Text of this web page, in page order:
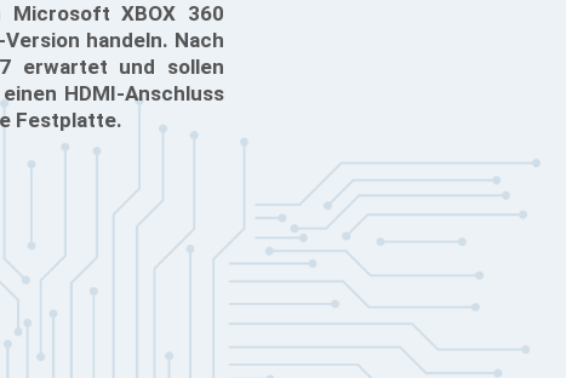
XBOX 360
handeln. Nach
erwartet und sollen
HDMI-Anschluss
Festplatte.